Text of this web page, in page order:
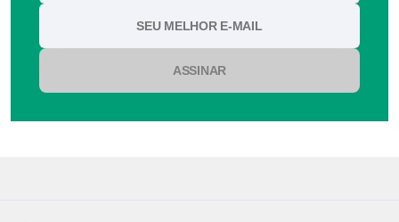
ASSINAR